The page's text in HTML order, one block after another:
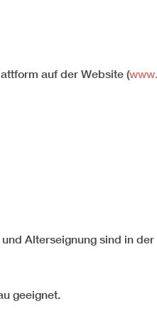
auf der Website (
Alterseignung sind in der
geeignet.